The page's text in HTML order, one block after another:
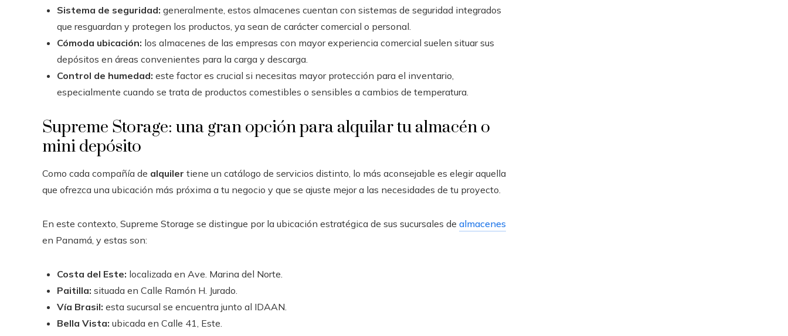
Sistema de seguridad: generalmente, estos almacenes cuentan con sistemas de seguridad integrados
que resguardan y protegen los productos, ya sean de carácter comercial o personal.
Cómoda ubicación: los almacenes de las empresas con mayor experiencia comercial suelen situar sus
depósitos en áreas convenientes para la carga y descarga.
Control de humedad: este factor es crucial si necesitas mayor protección para el inventario,
especialmente cuando se trata de productos comestibles o sensibles a cambios de temperatura.
Supreme Storage: una gran opción para alquilar tu almacén o
mini depósito
Como cada compañía de alquiler tiene un catálogo de servicios distinto, lo más aconsejable es elegir aquella
que ofrezca una ubicación más próxima a tu negocio y que se ajuste mejor a las necesidades de tu proyecto.
En este contexto, Supreme Storage se distingue por la ubicación estratégica de sus sucursales de almacenes
en Panamá, y estas son:
Costa del Este: localizada en Ave. Marina del Norte.
Paitilla: situada en Calle Ramón H. Jurado.
Vía Brasil: esta sucursal se encuentra junto al IDAAN.
Bella Vista: ubicada en Calle 41, Este.